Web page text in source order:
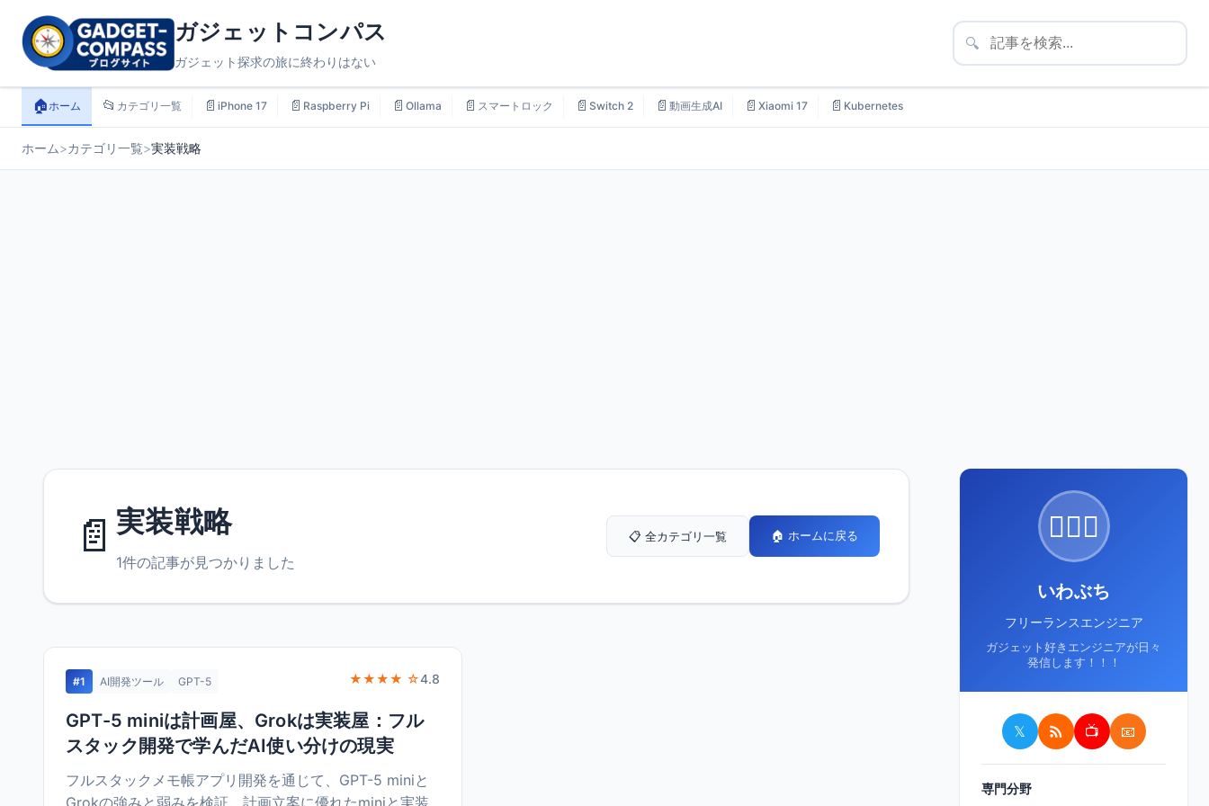
ガジェットコンパス
ガジェット探求の旅に終わりはない
🔍
🏠ホーム 📂 カテゴリ一覧 📄 iPhone 17 📄 Raspberry Pi 📄 Ollama 📄 スマートロック 📄 Switch 2 📄 動画生成AI 📄 Xiaomi 17 📄 Kubernetes
ホーム>カテゴリ一覧>実装戦略
📄 実装戦略
1件の記事が見つかりました
📋 全カテゴリ一覧 🏠 ホームに戻る
#1 AI開発ツール GPT-5 ★★★★ ☆4.8
GPT-5 miniは計画屋、Grokは実装屋：フル
スタック開発で学んだAI使い分けの現実
フルスタックメモ帳アプリ開発を通じて、GPT-5 miniと
Grokの強みと弱みを検証。計画立案に優れたminiと実装
🙋🏻‍♂️
いわぶち
フリーランスエンジニア
ガジェット好きエンジニアが日々
発信します！！！
𝕏 📺 📧
専門分野